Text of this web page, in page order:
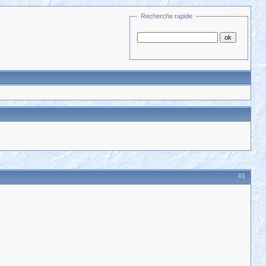
Recherche rapide
#1